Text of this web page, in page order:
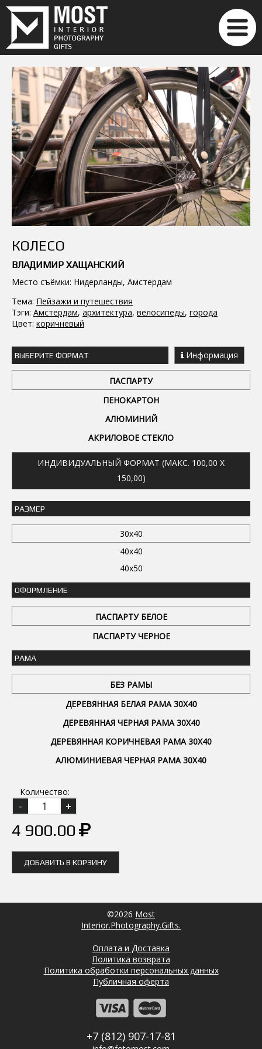
КОЛЕСО
ВЛАДИМИР ХАЩАНСКИЙ
Место съёмки: Нидерланды, Амстердам
Тема: Пейзажи и путешествия
Тэги: Амстердам, архитектура, велосипеды, города
Цвет: коричневый
ВЫБЕРИТЕ ФОРМАТ Информация
ПАСПАРТУ
ПЕНОКАРТОН
АЛЮМИНИЙ
АКРИЛОВОЕ СТЕКЛО
ИНДИВИДУАЛЬНЫЙ ФОРМАТ (МАКС. 100,00 X
150,00)
РАЗМЕР
30x40
40x40
40x50
ОФОРМЛЕНИЕ
ПАСПАРТУ БЕЛОЕ
ПАСПАРТУ ЧЕРНОЕ
РАМА
БЕЗ РАМЫ
ДЕРЕВЯННАЯ БЕЛАЯ РАМА 30Х40
ДЕРЕВЯННАЯ ЧЕРНАЯ РАМА 30Х40
ДЕРЕВЯННАЯ КОРИЧНЕВАЯ РАМА 30Х40
АЛЮМИНИЕВАЯ ЧЕРНАЯ РАМА 30Х40
Количество:
4 900.00
ДОБАВИТЬ В КОРЗИНУ
©2026 Most
Interior.Photography.Gifts.
Оплата и Доставка
Политика возврата
Политика обработки персональных данных
Публичная оферта
+7 (812) 907-17-81